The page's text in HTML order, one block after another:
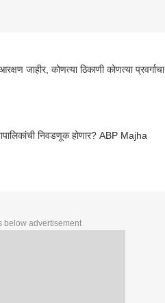
आरक्षण जाहीर, कोणत्या ठिकाणी कोणत्या
निवडणूक होणार? ABP Majha
below advertisement